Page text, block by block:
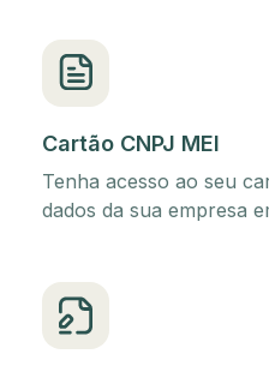
Cartão CNPJ MEI
Tenha acesso ao seu
dados da sua empresa